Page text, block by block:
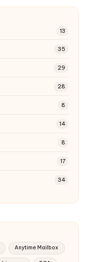
13
35
29
28
8
14
8
17
34
Anytime Mailbox